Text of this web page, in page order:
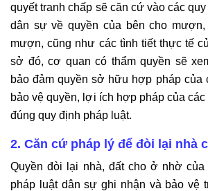
quyết tranh chấp sẽ căn cứ vào các
dân sự về quyền của bên cho
mượn, cũng như các tình tiết thực tế
sở đó, cơ quan có thẩm quyền sẽ
bảo đảm quyền sở hữu hợp pháp của
bảo vệ quyền, lợi ích hợp pháp của
đúng quy định pháp luật.
2. Căn cứ pháp lý để đòi lại nhà
Quyền đòi lại nhà, đất cho ở nhờ
pháp luật dân sự ghi nhận và bảo vệ